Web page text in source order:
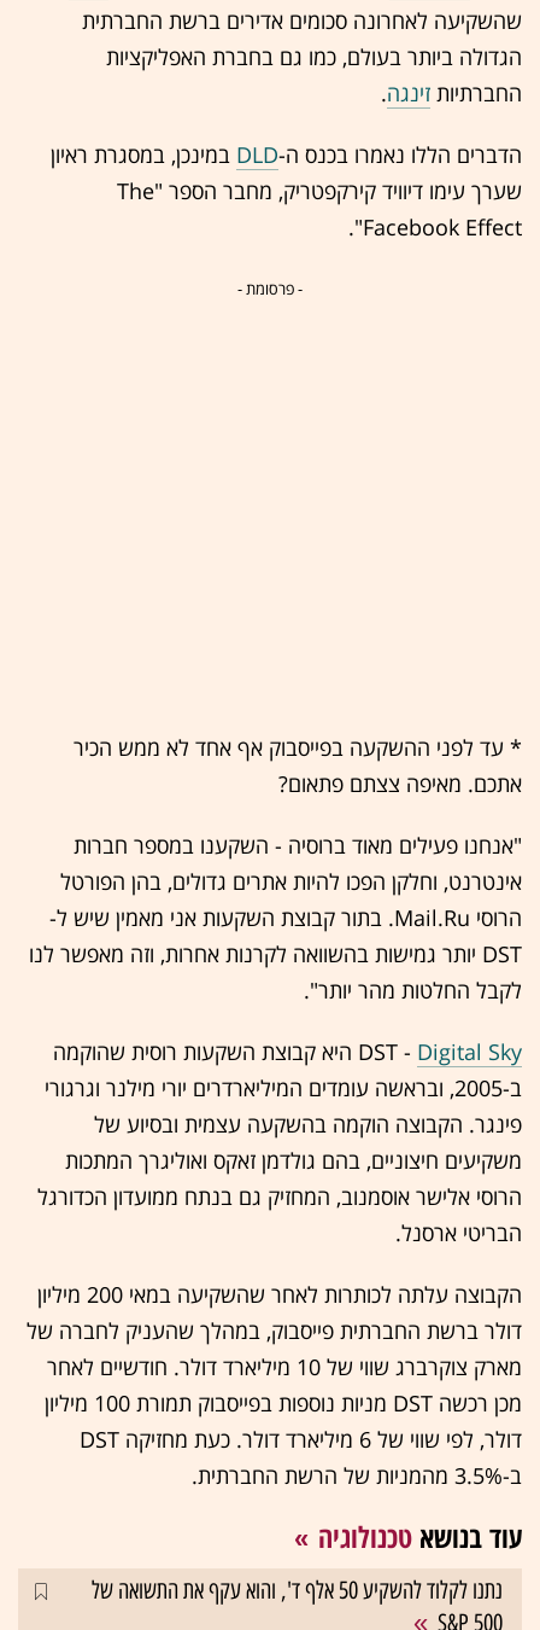
שהשקיעה לאחרונה סכומים אדירים ברשת החברתית
הגדולה ביותר בעולם, כמו גם בחברת האפליקציות
החברתיות זינגה.
הדברים הללו נאמרו בכנס ה-DLD במינכן, במסגרת ראיון
שערך עימו דיוויד קירקפטריק, מחבר הספר "The
Facebook Effect".
- פרסומת -
* עד לפני ההשקעה בפייסבוק אף אחד לא ממש הכיר
אתכם. מאיפה צצתם פתאום?
"אנחנו פעילים מאוד ברוסיה - השקענו במספר חברות
אינטרנט, וחלקן הפכו להיות אתרים גדולים, בהן הפורטל
הרוסי Mail.Ru. בתור קבוצת השקעות אני מאמין שיש ל-
DST יותר גמישות בהשוואה לקרנות אחרות, וזה מאפשר לנו
לקבל החלטות מהר יותר".
DST - Digital Sky
היא קבוצת השקעות רוסית שהוקמה
ב-2005, ובראשה עומדים המיליארדרים יורי מילנר וגרגורי
פינגר. הקבוצה הוקמה בהשקעה עצמית ובסיוע של
משקיעים חיצוניים, בהם גולדמן זאקס ואוליגרך המתכות
הרוסי אלישר אוסמנוב, המחזיק גם בנתח ממועדון הכדורגל
הבריטי ארסנל.
הקבוצה עלתה לכותרות לאחר שהשקיעה במאי 200 מיליון
דולר ברשת החברתית פייסבוק, במהלך שהעניק לחברה של
מארק צוקרברג שווי של 10 מיליארד דולר. חודשיים לאחר
מכן רכשה DST מניות נוספות בפייסבוק תמורת 100 מיליון
דולר, לפי שווי של 6 מיליארד דולר. כעת מחזיקה DST
ב-3.5% מהמניות של הרשת החברתית.
עוד בנושא טכנולוגיה
נתנו לקלוד להשקיע 50 אלף ד', והוא עקף את התשואה של
S&P 500